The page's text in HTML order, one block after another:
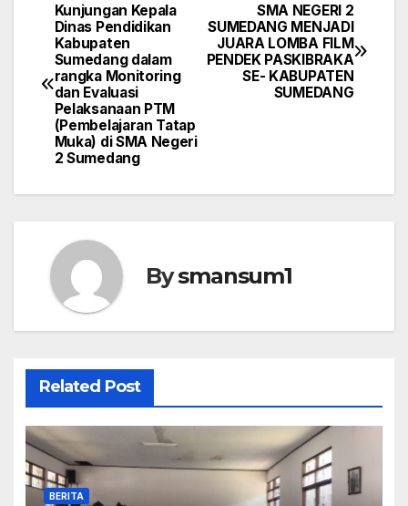
Post
navigation
SMA NEGERI 2
SUMEDANG MENJADI
JUARA LOMBA FILM
PENDEK PASKIBRAKA
SE- KABUPATEN
SUMEDANG
Kunjungan Kepala
Dinas Pendidikan
Kabupaten
Sumedang dalam
rangka Monitoring
dan Evaluasi
Pelaksanaan PTM
(Pembelajaran Tatap
Muka) di SMA Negeri
2 Sumedang
Bysmansum1
Related Post
BERITA